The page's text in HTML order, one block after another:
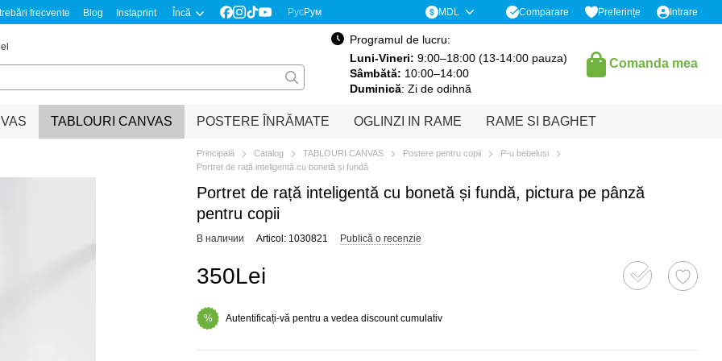
frecvente Blog Instaprint Încă РусРум MDL Comparare Preferințe Intrare
Programul de lucru:
Luni-Vineri: 9:00–18:00 (13-14:00 pauza)
Sâmbătă: 10:00–14:00
Duminică: Zi de odihnă
Comanda mea
TABLOURI CANVAS POSTERE ÎNRĂMATE OGLINZI IN RAME RAME SI BAGHET
Principală Catalog TABLOURI CANVAS Postere pentru copii
P-u bebelusi
Portret de rață inteligentă cu bonetă și fundă
Portret de rață inteligentă cu bonetă și fundă, pictura pe pânză
pentru copii
В наличии Articol: 1030821 Publică o recenzie
350Lei
% Autentificați-vă pentru a vedea discount cumulativ